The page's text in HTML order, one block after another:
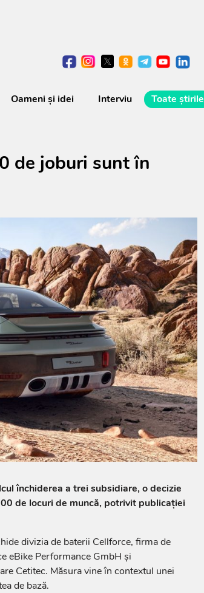
Oameni şi idei Interviu Toate știrile
de joburi sunt în
închiderea a trei subsidiare, o decizie
de locuri de muncă, potrivit publicației
divizia de baterii Cellforce, firma de
eBike Performance GmbH și
Cetitec. Măsura vine în contextul unei
de bază.